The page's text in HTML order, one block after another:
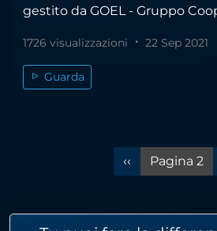
gestito da GOEL - Gruppo
1726 visualizzazioni 22 Sep 2021
Guarda
Pagina
‹‹ Pagina 2